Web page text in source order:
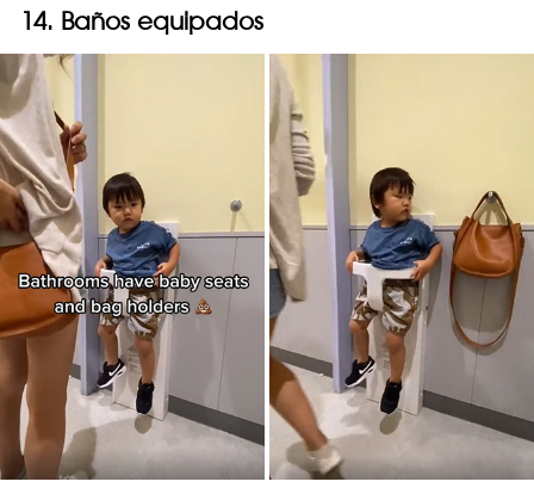
14. Baños equipados